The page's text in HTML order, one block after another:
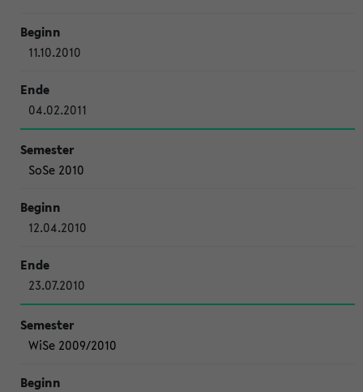
11.10.2010
04.02.2011
SoSe 2010
12.04.2010
23.07.2010
WiSe 2009/2010